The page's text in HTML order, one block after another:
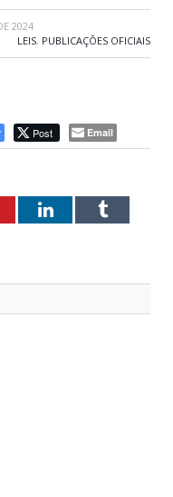
2024
LEIS, PUBLICAÇÕES OFICIAIS
Post Email
LinkedInTumblr